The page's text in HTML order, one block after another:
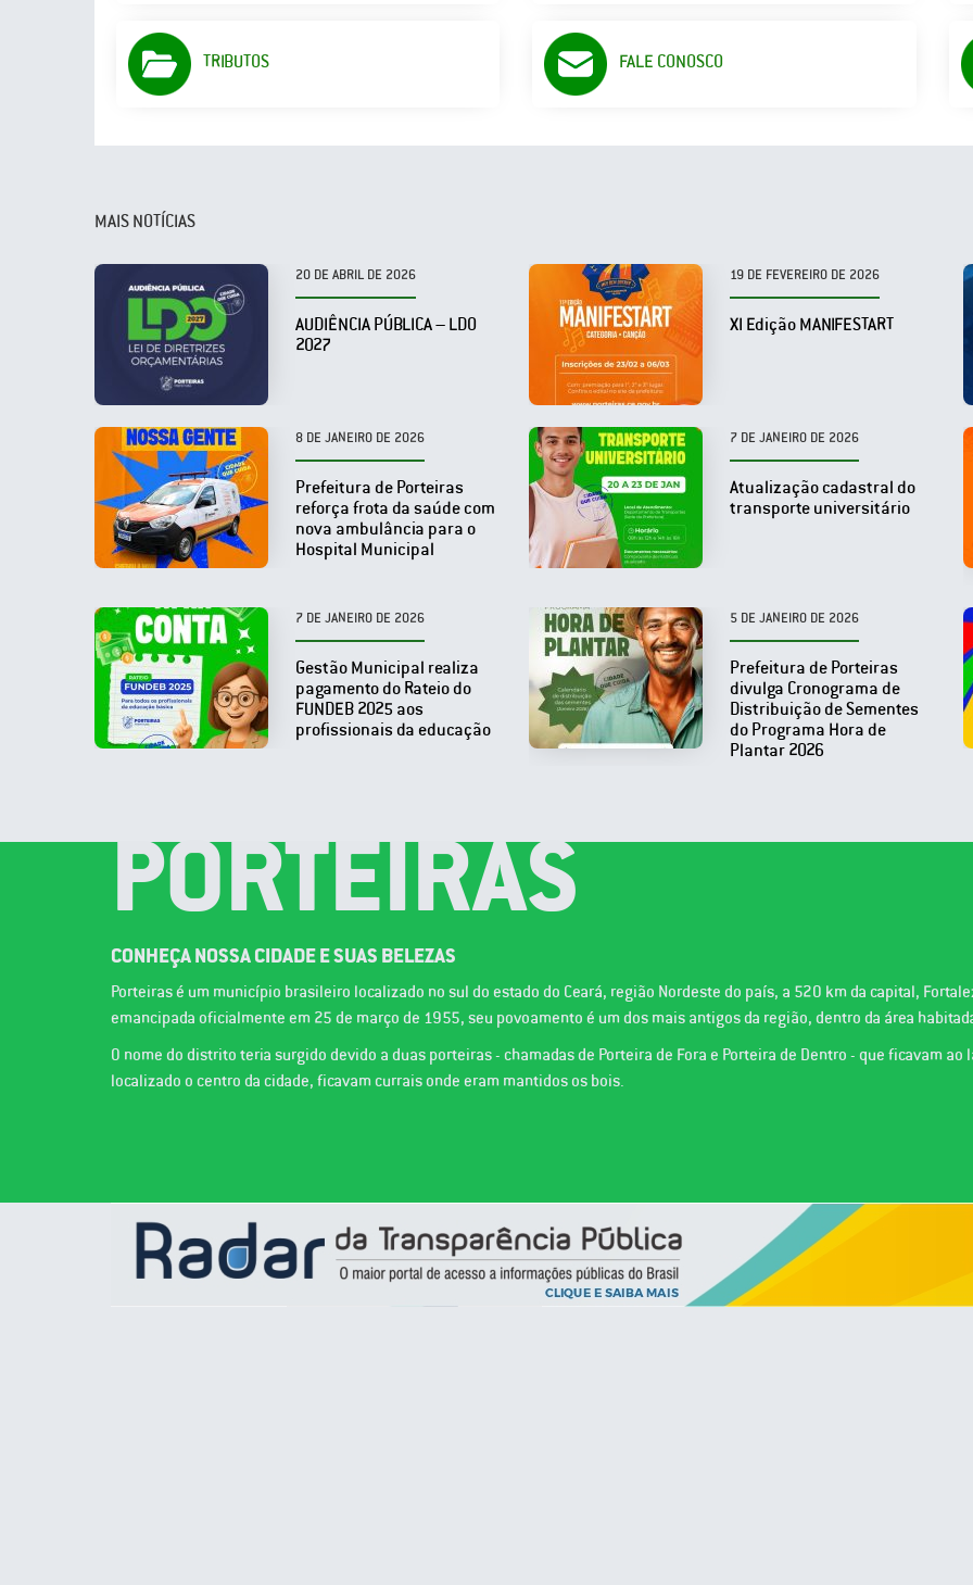
TRIBUTOS FALE CONOSCO
MAIS NOTÍCIAS
20 DE ABRIL DE 2026
AUDIÊNCIA PÚBLICA – LDO
2027
19 DE FEVEREIRO DE 2026
XI Edição MANIFESTART
8 DE JANEIRO DE 2026
Prefeitura de Porteiras
reforça frota da saúde com
nova ambulância para o
Hospital Municipal
7 DE JANEIRO DE 2026
Atualização cadastral do
transporte universitário
7 DE JANEIRO DE 2026
Gestão Municipal realiza
pagamento do Rateio do
FUNDEB 2025 aos
profissionais da educação
5 DE JANEIRO DE 2026
Prefeitura de Porteiras
divulga Cronograma de
Distribuição de Sementes
do Programa Hora de
Plantar 2026
PORTEIRAS
CONHEÇA NOSSA CIDADE E SUAS BELEZAS
Porteiras é um município brasileiro localizado no sul do estado do Ceará, região Nordeste do país, a 520 km da capital,
emancipada oficialmente em 25 de março de 1955, seu povoamento é um dos mais antigos da região, dentro da área
O nome do distrito teria surgido devido a duas porteiras - chamadas de Porteira de Fora e Porteira de Dentro - que ficavam
localizado o centro da cidade, ficavam currais onde eram mantidos os bois.